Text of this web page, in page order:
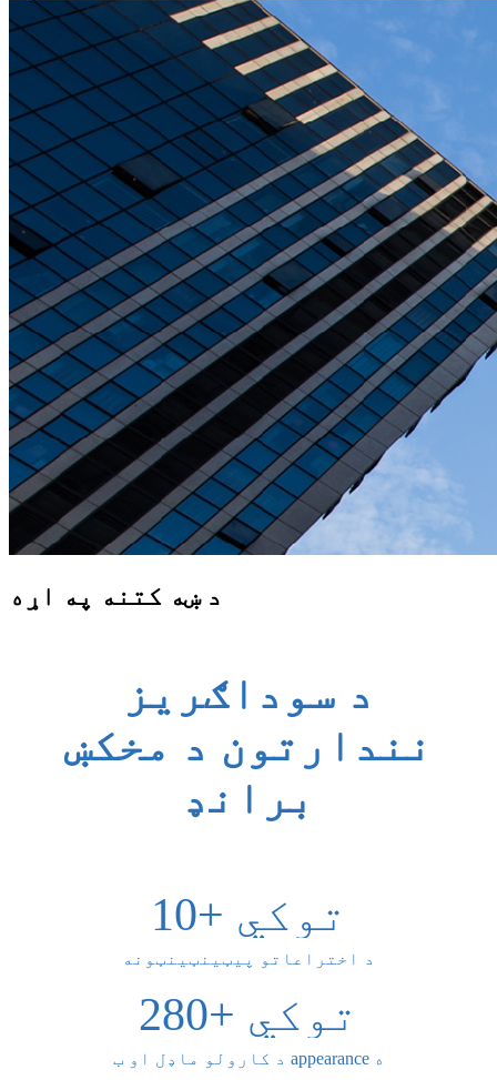
د ښه کتنه په اړه
د سوداګریز
نندارتون د مخکښ
برانډ
10 + توکي
د اختراعاتو پیټینټینټونه
280 + توکي
د کارولو ماډل او ب appearance ه